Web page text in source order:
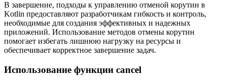
В завершение, подходы к управлению отменой корутин в
Kotlin предоставляют разработчикам гибкость и контроль,
необходимые для создания эффективных и надежных
приложений. Использование методов отмены корутин
помогает избегать лишнюю нагрузку на ресурсы и
обеспечивает корректное завершение задач.
Использование функции cancel